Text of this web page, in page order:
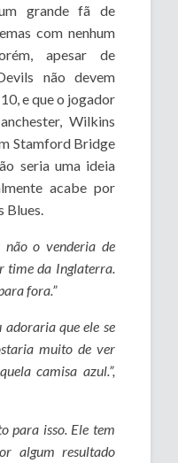
grande fã de
com nenhum
apesar de
não devem
e que o jogador
Wilkins
Stamford Bridge
seria uma ideia
acabe por
Blues.
não o venderia de
time da Inglaterra.
fora.”
adoraria que ele se
muito de ver
camisa azul.”,
para isso. Ele tem
algum resultado